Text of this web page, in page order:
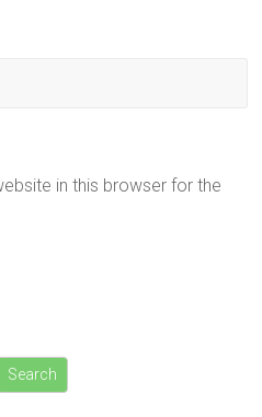
in this browser for the
Search